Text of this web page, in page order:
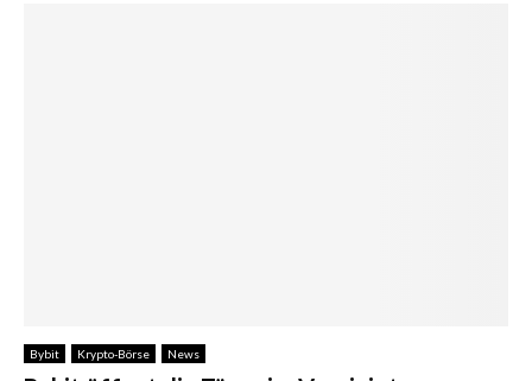
Bybit Krypto-Börse News